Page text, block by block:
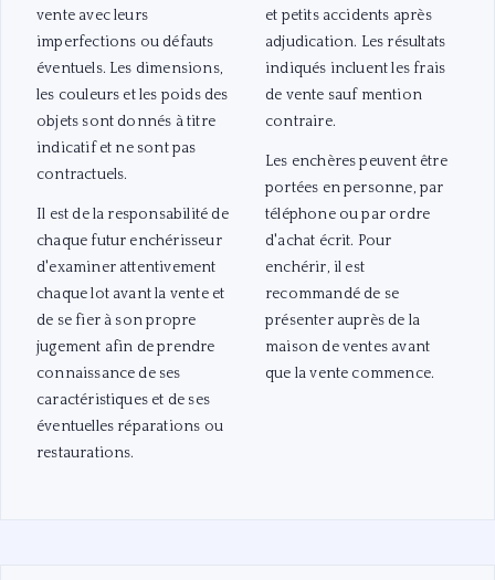
vente avec leurs
imperfections ou défauts
éventuels. Les dimensions,
les couleurs et les poids des
objets sont donnés à titre
indicatif et ne sont pas
contractuels.
Il est de la responsabilité de
chaque futur enchérisseur
d'examiner attentivement
chaque lot avant la vente et
de se fier à son propre
jugement afin de prendre
connaissance de ses
caractéristiques et de ses
éventuelles réparations ou
restaurations.
et petits accidents après
adjudication. Les résultats
indiqués incluent les frais
de vente sauf mention
contraire.
Les enchères peuvent être
portées en personne, par
téléphone ou par ordre
d'achat écrit. Pour
enchérir, il est
recommandé de se
présenter auprès de la
maison de ventes avant
que la vente commence.